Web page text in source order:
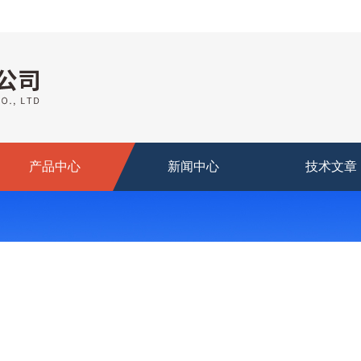
产品中心 新闻中心 技术文章